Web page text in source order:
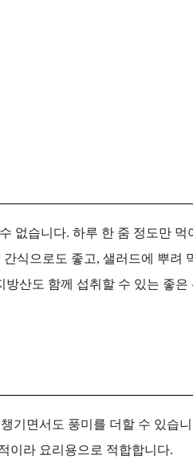
없습니다. 하루 한 줌 정도만
식으로도 좋고, 샐러드에 뿌려
방산도 함께 섭취할 수 있는 좋은
기면서도 풍미를 더할 수 있습
이라 요리용으로 적합합니다.